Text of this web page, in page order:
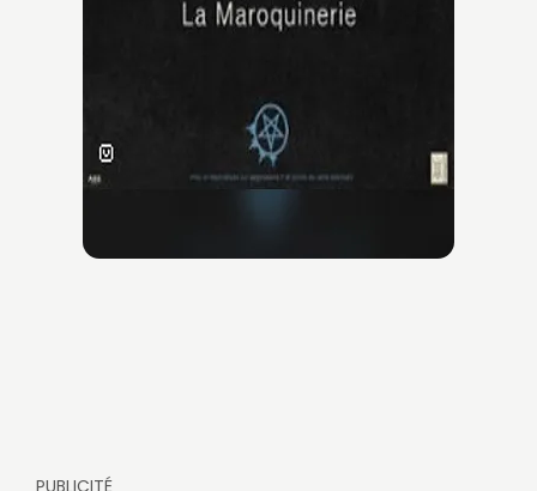
PUBLICITÉ